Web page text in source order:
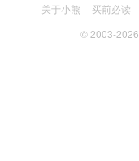
关于小熊 买前必读
© 2003-2026